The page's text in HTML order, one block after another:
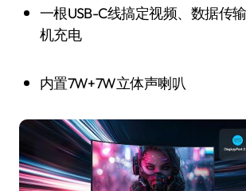
一根USB-C线搞定视频、数据传输和给笔记本/手
机充电
内置7W+7W立体声喇叭